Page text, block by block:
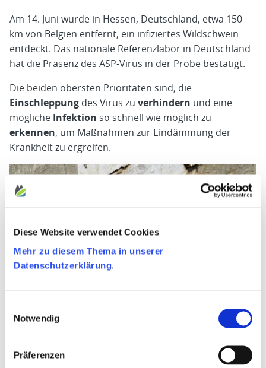
Diese Website verwendet Cookies
Mehr zu diesem Thema in unserer
Datenschutzerklärung.
Notwendig
Präferenzen
Am 14. Juni wurde in Hessen, Deutschland, etwa 150
km von Belgien entfernt, ein infiziertes Wildschwein
entdeckt. Das nationale Referenzlabor in Deutschland
hat die Präsenz des ASP-Virus in der Probe bestätigt.
Die beiden obersten Prioritäten sind, die
Einschleppung des Virus zu verhindern und eine
mögliche Infektion so schnell wie möglich zu
erkennen, um Maßnahmen zur Eindämmung der
Krankheit zu ergreifen.